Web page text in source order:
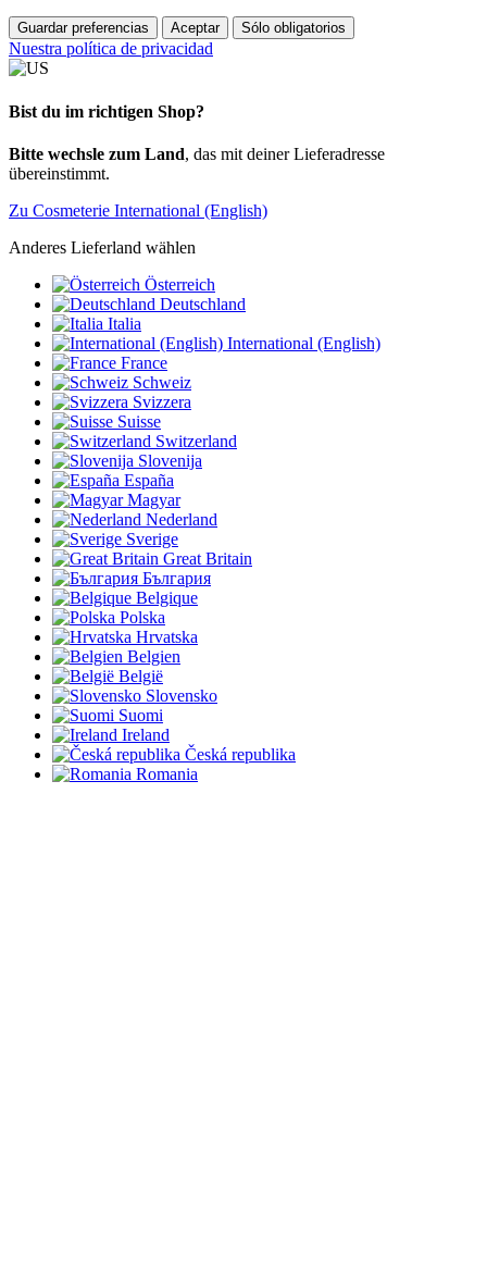
Guardar preferencias Aceptar Sólo obligatorios
Nuestra política de privacidad
Bist du im richtigen Shop?
Bitte wechsle zum Land, das mit deiner Lieferadresse
übereinstimmt.
Zu Cosmeterie International (English)
Anderes Lieferland wählen
Österreich
Deutschland
Italia
International (English)
France
Schweiz
Svizzera
Suisse
Switzerland
Slovenija
España
Magyar
Nederland
Sverige
Great Britain
България
Belgique
Polska
Hrvatska
Belgien
België
Slovensko
Suomi
Ireland
Česká republika
Romania